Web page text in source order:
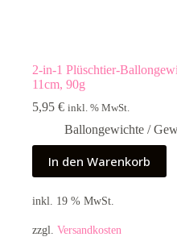
2-in-1 Plüschtier-
11cm, 90g
5,95 € inkl. % MwSt.
Ballongewichte /
In den Warenkorb
inkl. 19 % MwSt.
zzgl. Versandkosten